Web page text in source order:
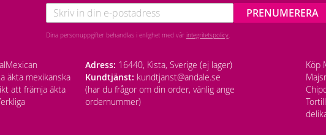
PRENUMERERA
Dina personuppgifter behandlas i enlighet med vår integritetspolicy.
äkta mexikanska
att främja äkta
Adress: 16440, Kista, Sverige (ej lager)
Kundtjänst: kundtjanst@andale.se
(har du frågor om din order, vänlig ange
ordernummer)
Köp